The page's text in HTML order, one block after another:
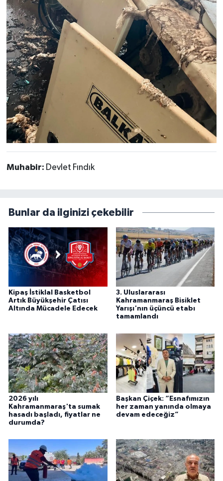
Muhabir: Devlet Fındık
Bunlar da ilginizi çekebilir
Kipaş İstiklal Basketbol
Artık Büyükşehir Çatısı
Altında Mücadele Edecek
3. Uluslararası
Kahramanmaraş Bisiklet
Yarışı'nın üçüncü etabı
tamamlandı
2026 yılı
Kahramanmaraş'ta sumak
hasadı başladı, fiyatlar ne
durumda?
Başkan Çiçek: “Esnafımızın
her zaman yanında olmaya
devam edeceğiz”